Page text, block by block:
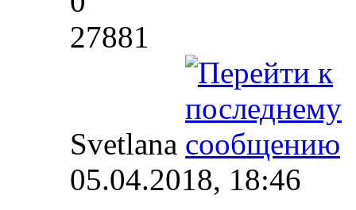
27881
Svetlana
05.04.2018, 18:46